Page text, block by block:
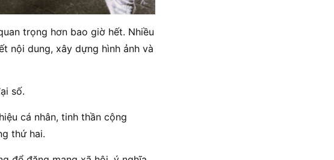
trọng hơn bao giờ hết. Nhiều
nội dung, xây dựng hình ảnh và
số.
cá nhân, tinh thần cộng
thứ hai.